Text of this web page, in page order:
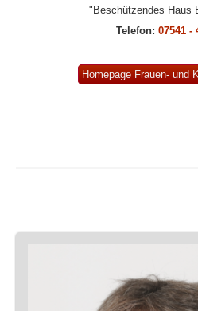
"Beschützendes Haus
Telefon: 07541 -
Homepage Frauen- und